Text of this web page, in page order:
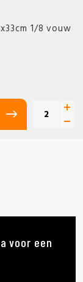
1/8 vouw
voor een